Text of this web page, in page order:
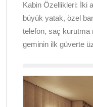
Kabin Özellikleri: İki
büyük yatak, özel
telefon, saç kurutma
geminin ilk güverte